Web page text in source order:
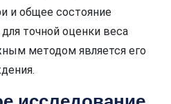
и общее состояние
точной оценки веса
методом является его